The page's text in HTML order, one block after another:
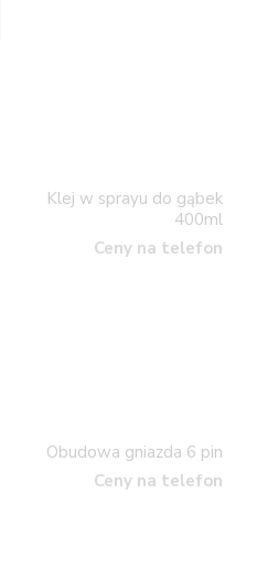
Klej w sprayu do gąbek
400ml
Ceny na telefon
Obudowa gniazda 6 pin
Ceny na telefon